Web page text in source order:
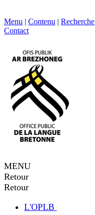
Menu | Contenu | Recherche
Contact
MENU
Retour
Retour
L'OPLB